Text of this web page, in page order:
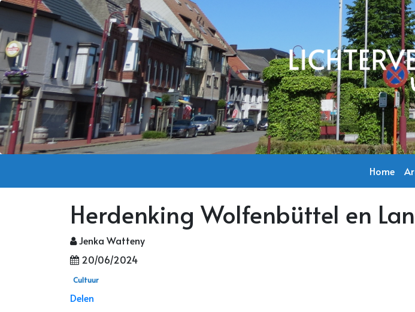
Home
Herdenking Wolfenbüttel en
Jenka Watteny
20/06/2024
Cultuur
Delen